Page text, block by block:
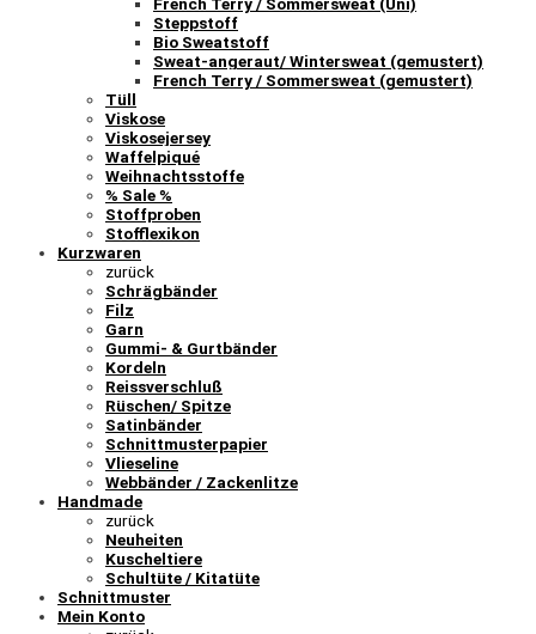
French Terry / Sommersweat (Uni)
Steppstoff
Bio Sweatstoff
Sweat-angeraut/ Wintersweat (gemustert)
French Terry / Sommersweat (gemustert)
Tüll
Viskose
Viskosejersey
Waffelpiqué
Weihnachtsstoffe
% Sale %
Stoffproben
Stofflexikon
Kurzwaren
zurück
Schrägbänder
Filz
Garn
Gummi- & Gurtbänder
Kordeln
Reissverschluß
Rüschen/ Spitze
Satinbänder
Schnittmusterpapier
Vlieseline
Webbänder / Zackenlitze
Handmade
zurück
Neuheiten
Kuscheltiere
Schultüte / Kitatüte
Schnittmuster
Mein Konto